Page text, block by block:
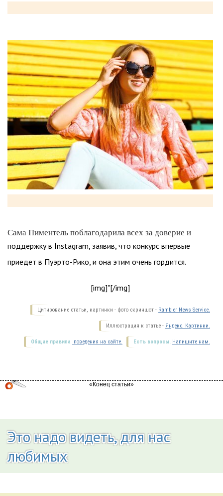
Сама Пиментель поблагодарила всех за доверие и
поддержку в Instagram, заявив, что конкурс впервые
приедет в Пуэрто-Рико, и она этим очень гордится.
[img]"[/img]
Цитирование статьи, картинки - фото скриншот - Rambler News Service.
Иллюстрация к статье - Яндекс. Картинки.
Есть вопросы. Напишите нам.
Общие правила поведения на сайте.
Это надо видеть, для нас
любимых